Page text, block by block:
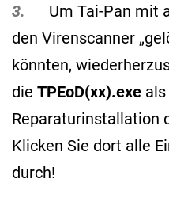
3. Um Tai-Pan mit
den Virenscanner
könnten,
die TPEoD(xx).exe
Reparaturinstallation
Klicken Sie dort alle
durch!